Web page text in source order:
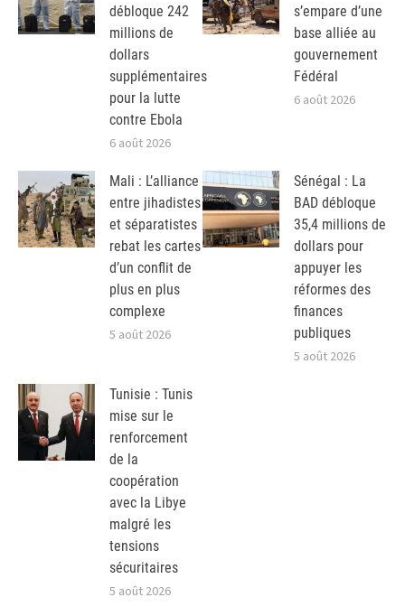
débloque 242
millions de
dollars
supplémentaires
pour la lutte
contre Ebola
6 août 2026
s’empare d’une
base alliée au
gouvernement
Fédéral
6 août 2026
Mali : L’alliance
entre jihadistes
et séparatistes
rebat les cartes
d’un conflit de
plus en plus
complexe
5 août 2026
Sénégal : La
BAD débloque
35,4 millions de
dollars pour
appuyer les
réformes des
finances
publiques
5 août 2026
Tunisie : Tunis
mise sur le
renforcement
de la
coopération
avec la Libye
malgré les
tensions
sécuritaires
5 août 2026